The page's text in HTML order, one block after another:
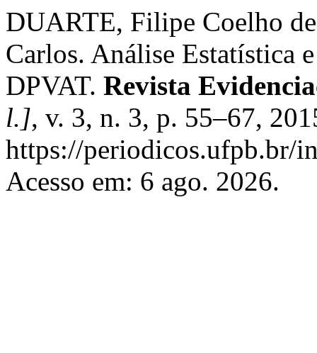
DUARTE, Filipe Coelho
Carlos. Análise Estatística
DPVAT. Revista
l.], v. 3, n. 3, p. 55–67,
https://periodicos.ufpb.br/
Acesso em: 6 ago. 2026.